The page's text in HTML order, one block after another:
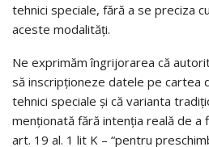
tehnici speciale, fără a se preciza
aceste modalități.
Ne exprimăm îngrijorarea că
să inscripţioneze datele pe cartea
tehnici speciale şi că varianta
menţionată fără intenţia reală de a
art. 19 al. 1 lit K – “pentru